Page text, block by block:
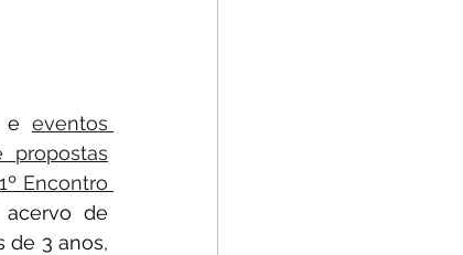
e eventos
propostas
1º Encontro
de
de 3 anos,